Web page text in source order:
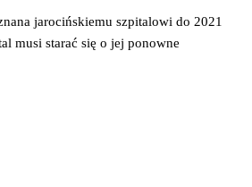
jarocińskiemu szpitalowi do 2021
musi starać się o jej ponowne